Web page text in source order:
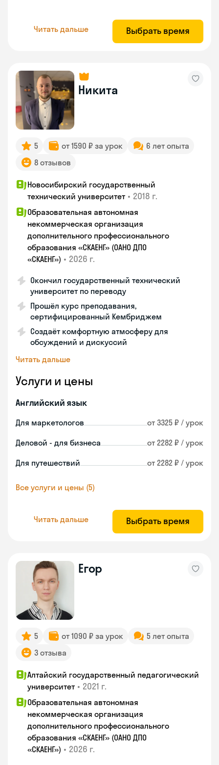
Читать дальше Выбрать время
Никита
5 от 1590 ₽ за урок
6 лет опыта
8 отзывов
Новосибирский государственный
технический университет • 2018 г.
Образовательная автономная
некоммерческая организация
дополнительного профессионального
образования «СКАЕНГ» (ОАНО ДПО
«СКАЕНГ») • 2026 г.
Окончил государственный технический
университет по переводу
Прошёл курс преподавания,
сертифицированный Кембриджем
Создаёт комфортную атмосферу для
обсуждений и дискуссий
Читать дальше
Услуги и цены
Английский язык
Для маркетологов от 3325 ₽ / урок
Деловой - для бизнеса от 2282 ₽ / урок
Для путешествий от 2282 ₽ / урок
Все услуги и цены (5)
Читать дальше Выбрать время
Егор
5 от 1090 ₽ за урок
5 лет опыта
3 отзыва
Алтайский государственный педагогический
университет • 2021 г.
Образовательная автономная
некоммерческая организация
дополнительного профессионального
образования «СКАЕНГ» (ОАНО ДПО
«СКАЕНГ») • 2026 г.